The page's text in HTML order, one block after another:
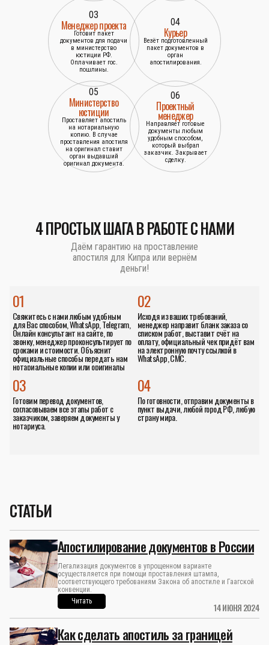
03
Менеджер проекта
Готовит пакет
документов для подачи
в министерство
юстиции РФ.
Оплачивает гос.
пошлины.
04
Курьер
Везёт подготовленный
пакет документов в
орган
апостилирования.
05
Министерство
юстиции
Проставляет апостиль
на нотариальную
копию. В случае
проставления апостиля
на оригинал ставит
орган выдавший
оригинал документа.
06
Проектный
менеджер
Направляет готовые
документы любым
удобным способом,
который выбрал
заказчик. Закрывает
сделку.
4 ПРОСТЫХ ШАГА В РАБОТЕ С НАМИ
Даём гарантию на проставление
апостиля для Кипра или вернём
деньги!
01
Свяжитесь с нами любым удобным
для Вас способом, WhatsApp, Telegram,
Онлайн консультант на сайте, по
звонку, менеджер проконсультирует по
сроками и стоимости. Объяснит
официальные способы передать нам
нотариальные копии или оригиналы
02
Исходя из ваших требований,
менеджер направит бланк заказа со
списком работ, выставит счёт на
оплату, официальный чек придёт вам
на электронную почту ссылкой в
WhatsApp, СМС.
04
По готовности, отправим документы в
пункт выдачи, любой город РФ, любую
страну мира.
03
Готовим перевод документов,
согласовываем все этапы работ с
заказчиком, заверяем документы у
нотариуса.
СТАТЬИ
14 ИЮНЯ 2024
Апостилирование документов в России
Легализация документов в упрощенном варианте
осуществляется при помощи проставления штампа,
соответствующего требованиям Закона об апостиле и Гаагской
конвенции.
Читать
Как сделать апостиль за границей